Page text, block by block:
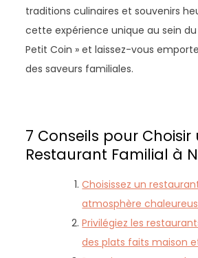
traditions culinaires et souvenirs
cette expérience unique au sein du
Petit Coin » et laissez-vous
des saveurs familiales.
7 Conseils pour Choisir
Restaurant Familial à
Choisissez un
atmosphère
Privilégiez les
des plats faits maison